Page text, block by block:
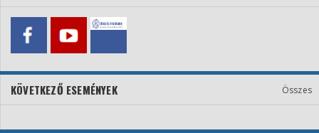
KÖVETKEZŐ ESEMÉNYEK Összes